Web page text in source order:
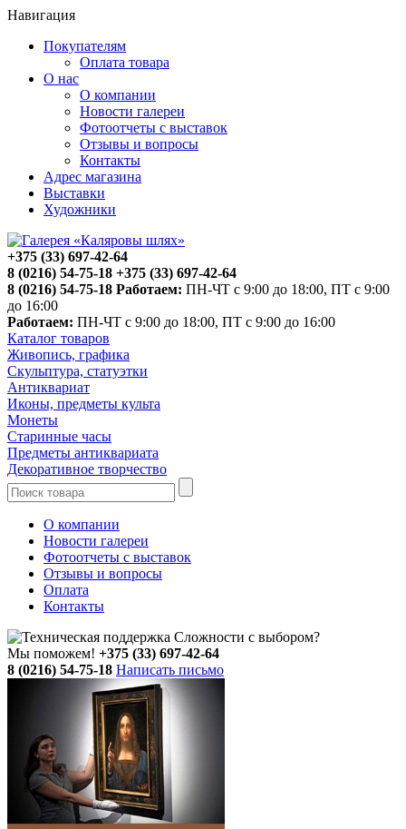
Навигация
Покупателям
Оплата товара
О нас
О компании
Новости галереи
Фотоотчеты с выставок
Отзывы и вопросы
Контакты
Адрес магазина
Выставки
Художники
+375 (33) 697-42-64
8 (0216) 54-75-18 +375 (33) 697-42-64
8 (0216) 54-75-18 Работаем: ПН-ЧТ с 9:00 до 18:00, ПТ с 9:00
до 16:00
Работаем: ПН-ЧТ с 9:00 до 18:00, ПТ с 9:00 до 16:00
Каталог товаров
Живопись, графика
Скульптура, статуэтки
Антиквариат
Иконы, предметы культа
Монеты
Старинные часы
Предметы антиквариата
Декоративное творчество
О компании
Новости галереи
Фотоотчеты с выставок
Отзывы и вопросы
Оплата
Контакты
Сложности с выбором?
Мы поможем! +375 (33) 697-42-64
8 (0216) 54-75-18 Написать письмо